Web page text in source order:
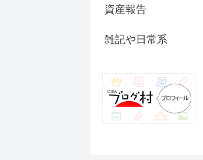
資産報告
雑記や日常系